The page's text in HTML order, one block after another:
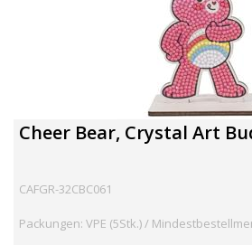
Cheer Bear, Crystal Art
CAFGR-32CBC061
Packungen: VPE (5Stk.) /